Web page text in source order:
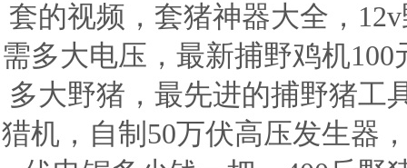
套的视频，套猪神器大全，
需多大电压，最新捕野鸡机
多大野猪，最先进的捕野猪工
猎机，自制50万伏高压发生器